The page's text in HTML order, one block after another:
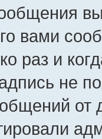
вами
раз и
не
от